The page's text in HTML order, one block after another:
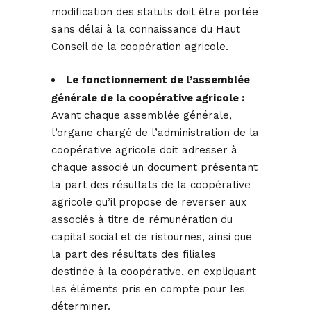
modification des statuts doit être portée
sans délai à la connaissance du Haut
Conseil de la coopération agricole.
Le fonctionnement de l’assemblée
générale de la coopérative agricole :
Avant chaque assemblée générale,
l’organe chargé de l’administration de la
coopérative agricole doit adresser à
chaque associé un document présentant
la part des résultats de la coopérative
agricole qu’il propose de reverser aux
associés à titre de rémunération du
capital social et de ristournes, ainsi que
la part des résultats des filiales
destinée à la coopérative, en expliquant
les éléments pris en compte pour les
déterminer.